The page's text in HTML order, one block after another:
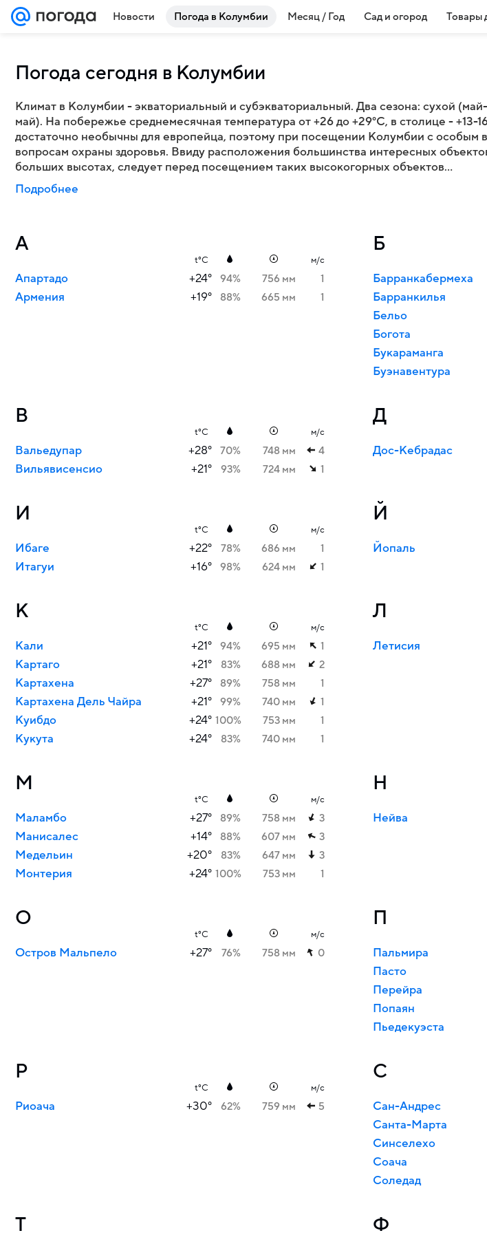
Новости Погода в Колумбии Месяц / Год Сад и огород Товары
Погода сегодня в Колумбии
Климат в Колумбии - экваториальный и субэкваториальный. Два сезона: сухой
май). На побережье среднемесячная температура от +26 до +29°C, в столице - +13-
достаточно необычны для европейца, поэтому при посещении Колумбии с особым
вопросам охраны здоровья. Ввиду расположения большинства интересных
больших высотах, следует перед посещением таких высокогорных объектов...
Подробнее
А
t°C м/с
Апартадо +24° 94% 756 мм 1
Армения +19° 88% 665 мм 1
Б
Барранкабермеха
Барранкилья
Бельо
Богота
Букараманга
Буэнавентура
В
t°C м/с
Вальедупар +28° 70% 748 мм 4
Вильявисенсио +21° 93% 724 мм 1
Д
Дос-Кебрадас
И
t°C м/с
Ибаге +22° 78% 686 мм 1
Итагуи +16° 98% 624 мм 1
Й
Йопаль
К
t°C м/с
Кали +21° 94% 695 мм 1
Картаго +21° 83% 688 мм 2
Картахена +27° 89% 758 мм 1
Картахена Дель Чайра +21° 99% 740 мм 1
Куибдо +24° 100% 753 мм 1
Кукута +24° 83% 740 мм 1
Л
Летисия
М
t°C м/с
Маламбо +27° 89% 758 мм 3
Манисалес +14° 88% 607 мм 3
Медельин +20° 83% 647 мм 3
Монтерия +24° 100% 753 мм 1
Н
Нейва
О
t°C м/с
Остров Мальпело +27° 76% 758 мм 0
П
Пальмира
Пасто
Перейра
Попаян
Пьедекуэста
Р
t°C м/с
Риоача +30° 62% 759 мм 5
С
Сан-Андрес
Санта-Марта
Синселехо
Соача
Соледад
Т Ф